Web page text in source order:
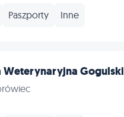
Paszporty Inne
Weterynaryjna Gogulski